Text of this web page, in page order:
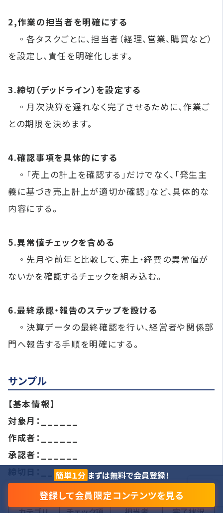
2,作業の担当者を明確にする
◦各タスクごとに、担当者（経理、営業、購買など）
を設定し、責任を明確化します。
3.締切（デッドライン）を設定する
◦月次決算を遅れなく完了させるために、作業ご
との期限を決めます。
4.確認事項を具体的にする
◦「売上の計上を確認する」だけでなく、「発生主
義に基づき売上計上が適切か確認」など、具体的な
内容にする。
5.異常値チェックを含める
◦先月や前年と比較して、売上・経費の異常値が
ないかを確認するチェックを組み込む。
6.最終承認・報告のステップを設ける
◦決算データの最終確認を行い、経営者や関係部
門へ報告する手順を明確にする。
サンプル
【基本情報】
対象月：______
作成者：______
承認者：______
締切日：______
簡単１分 まずは無料で会員登録！
登録して会員限定コンテンツを見る